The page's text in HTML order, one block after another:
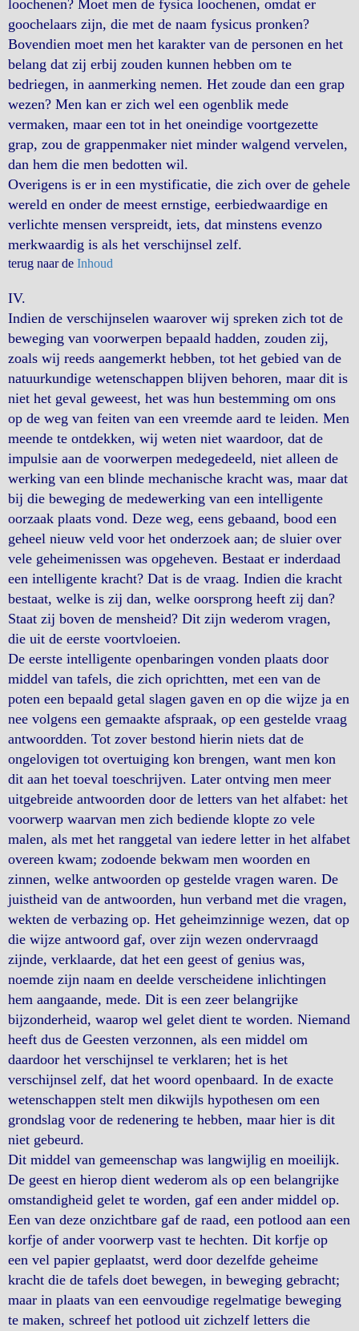
loochenen? Moet men de fysica loochenen, omdat er
goochelaars zijn, die met de naam fysicus pronken?
Bovendien moet men het karakter van de personen en het
belang dat zij erbij zouden kunnen hebben om te
bedriegen, in aanmerking nemen. Het zoude dan een grap
wezen? Men kan er zich wel een ogenblik mede
vermaken, maar een tot in het oneindige voortgezette
grap, zou de grappenmaker niet minder walgend vervelen,
dan hem die men bedotten wil.
Overigens is er in een mystificatie, die zich over de gehele
wereld en onder de meest ernstige, eerbiedwaardige en
verlichte mensen verspreidt, iets, dat minstens evenzo
merkwaardig is als het verschijnsel zelf.
terug naar de Inhoud
IV.
Indien de verschijnselen waarover wij spreken zich tot de
beweging van voorwerpen bepaald hadden, zouden zij,
zoals wij reeds aangemerkt hebben, tot het gebied van de
natuurkundige wetenschappen blijven behoren, maar dit is
niet het geval geweest, het was hun bestemming om ons
op de weg van feiten van een vreemde aard te leiden. Men
meende te ontdekken, wij weten niet waardoor, dat de
impulsie aan de voorwerpen medegedeeld, niet alleen de
werking van een blinde mechanische kracht was, maar dat
bij die beweging de medewerking van een intelligente
oorzaak plaats vond. Deze weg, eens gebaand, bood een
geheel nieuw veld voor het onderzoek aan; de sluier over
vele geheimenissen was opgeheven. Bestaat er inderdaad
een intelligente kracht? Dat is de vraag. Indien die kracht
bestaat, welke is zij dan, welke oorsprong heeft zij dan?
Staat zij boven de mensheid? Dit zijn wederom vragen,
die uit de eerste voortvloeien.
De eerste intelligente openbaringen vonden plaats door
middel van tafels, die zich oprichtten, met een van de
poten een bepaald getal slagen gaven en op die wijze ja en
nee volgens een gemaakte afspraak, op een gestelde vraag
antwoordden. Tot zover bestond hierin niets dat de
ongelovigen tot overtuiging kon brengen, want men kon
dit aan het toeval toeschrijven. Later ontving men meer
uitgebreide antwoorden door de letters van het alfabet: het
voorwerp waarvan men zich bediende klopte zo vele
malen, als met het ranggetal van iedere letter in het alfabet
overeen kwam; zodoende bekwam men woorden en
zinnen, welke antwoorden op gestelde vragen waren. De
juistheid van de antwoorden, hun verband met die vragen,
wekten de verbazing op. Het geheimzinnige wezen, dat op
die wijze antwoord gaf, over zijn wezen ondervraagd
zijnde, verklaarde, dat het een geest of genius was,
noemde zijn naam en deelde verscheidene inlichtingen
hem aangaande, mede. Dit is een zeer belangrijke
bijzonderheid, waarop wel gelet dient te worden. Niemand
heeft dus de Geesten verzonnen, als een middel om
daardoor het verschijnsel te verklaren; het is het
verschijnsel zelf, dat het woord openbaard. In de exacte
wetenschappen stelt men dikwijls hypothesen om een
grondslag voor de redenering te hebben, maar hier is dit
niet gebeurd.
Dit middel van gemeenschap was langwijlig en moeilijk.
De geest en hierop dient wederom als op een belangrijke
omstandigheid gelet te worden, gaf een ander middel op.
Een van deze onzichtbare gaf de raad, een potlood aan een
korfje of ander voorwerp vast te hechten. Dit korfje op
een vel papier geplaatst, werd door dezelfde geheime
kracht die de tafels doet bewegen, in beweging gebracht;
maar in plaats van een eenvoudige regelmatige beweging
te maken, schreef het potlood uit zichzelf letters die